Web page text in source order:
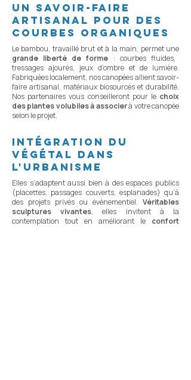
un savoir-faire
artisanal pour des
courbes organiques
Le bambou, travaillé brut et à la main, permet une
grande liberté de forme : courbes fluides,
tressages ajourés, jeux d’ombre et de lumière.
Fabriquées localement, nos canopées allient savoir-
faire artisanal, matériaux biosourcés et durabilité.
Nos partenaires vous conseilleront pour le choix
des plantes volubiles à associerà votre canopée
selon le projet.
intégration du
végétal dans
l'urbanisme
Elles s’adaptent aussi bien à des espaces publics
(placettes, passages couverts, esplanades) qu’à
des projets privés ou événementiel. Véritables
sculptures vivantes, elles invitent à la
contemplation tout en améliorant le confort